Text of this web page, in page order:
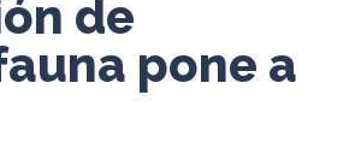
de
pone a